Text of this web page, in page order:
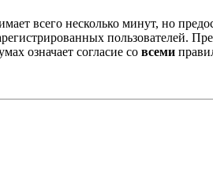
всего несколько минут, но
пользователей.
означает согласие со всеми